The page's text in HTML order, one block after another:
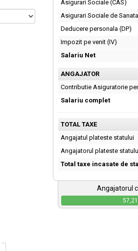
Asigurari Sociale (CAS)
Asigurari Sociale de
Deducere personala (DP)
Impozit pe venit (IV)
Salariu Net
ANGAJATOR
Contributie Asiguratorie
Salariu complet
TOTAL TAXE
Angajatul plateste statului
Angajatorul plateste
Total taxe incasate de
Angajatorul
57,21